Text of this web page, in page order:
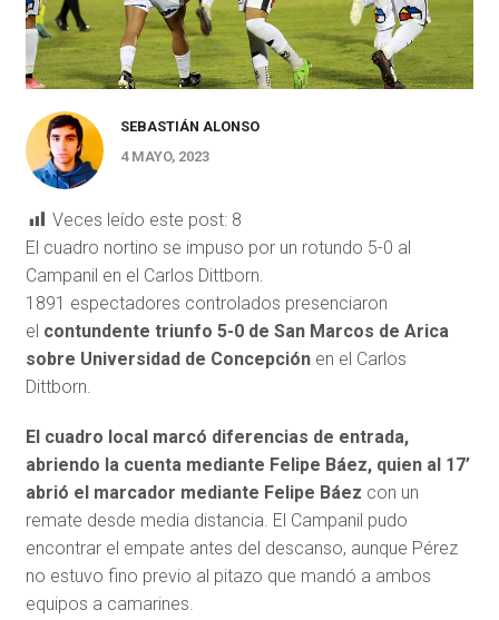
SEBASTIÁN ALONSO
4 MAYO, 2023
Veces leído este post: 8
El cuadro nortino se impuso por un rotundo 5-0 al
Campanil en el Carlos Dittborn.
1891 espectadores controlados presenciaron
el contundente triunfo 5-0 de San Marcos de Arica
sobre Universidad de Concepciónen el Carlos
Dittborn.
El cuadro local marcó diferencias de entrada,
abriendo la cuenta mediante Felipe Báez, quien al 17’
abrió el marcador mediante Felipe Báez con un
remate desde media distancia. El Campanil pudo
encontrar el empate antes del descanso, aunque Pérez
no estuvo fino previo al pitazo que mandó a ambos
equipos a camarines.